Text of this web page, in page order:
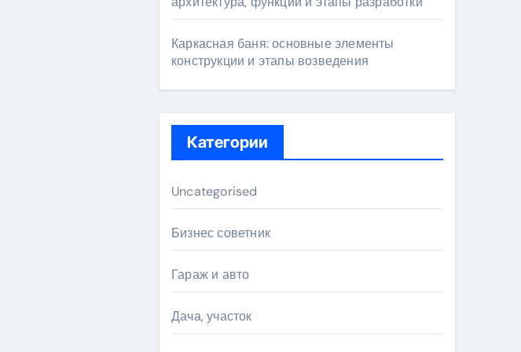
Каркасная баня: основные элементы
конструкции и этапы возведения
Категории
Uncategorised
Бизнес советник
Гараж и авто
Дача, участок